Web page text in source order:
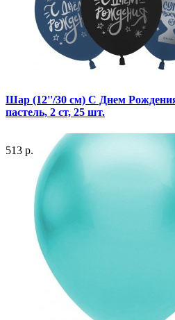
Шар (12''/30 см) С Днем
пастель, 2 ст, 25 шт.
513 р.